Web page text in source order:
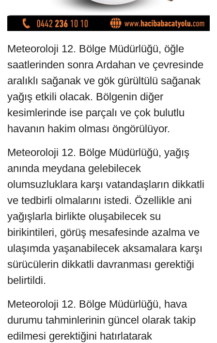
Meteoroloji 12. Bölge Müdürlüğü, öğle
saatlerinden sonra Ardahan ve çevresinde
aralıklı sağanak ve gök gürültülü sağanak
yağış etkili olacak. Bölgenin diğer
kesimlerinde ise parçalı ve çok bulutlu
havanın hakim olması öngörülüyor.
Meteoroloji 12. Bölge Müdürlüğü, yağış
anında meydana gelebilecek
olumsuzluklara karşı vatandaşların dikkatli
ve tedbirli olmalarını istedi. Özellikle ani
yağışlarla birlikte oluşabilecek su
birikintileri, görüş mesafesinde azalma ve
ulaşımda yaşanabilecek aksamalara karşı
sürücülerin dikkatli davranması gerektiği
belirtildi.
Meteoroloji 12. Bölge Müdürlüğü, hava
durumu tahminlerinin güncel olarak takip
edilmesi gerektiğini hatırlatarak